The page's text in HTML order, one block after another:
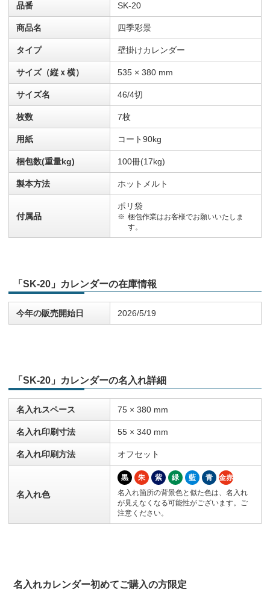
品番 SK-20
商品名 四季彩景
タイプ 壁掛けカレンダー
サイズ（縦ｘ横） 535 × 380 mm
サイズ名 46/4切
枚数 7枚
用紙 コート90kg
梱包数(重量kg) 100冊(17kg)
製本方法 ホットメルト
付属品
ポリ袋
梱包作業はお客様でお願いいたしま
す。
「SK-20」カレンダーの在庫情報
今年の販売開始日 2026/5/19
「SK-20」カレンダーの名入れ詳細
名入れスペース 75 × 380 mm
名入れ印刷寸法 55 × 340 mm
名入れ印刷方法 オフセット
名入れ色
黒 朱 紫 緑 藍 青
金赤
名入れ箇所の背景色と似た色は、名入れ
が見えなくなる可能性がございます。ご
注意ください。
名入れカレンダー初めてご購入の方限定